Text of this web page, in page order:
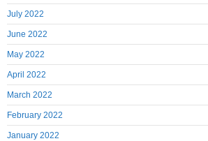
July 2022
June 2022
May 2022
April 2022
March 2022
February 2022
January 2022